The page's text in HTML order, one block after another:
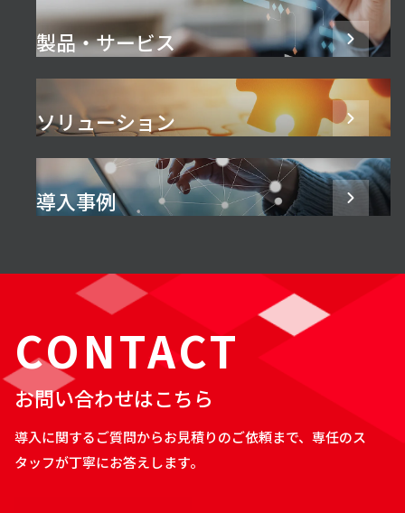
製品・サービス
ソリューション
導入事例
CONTACT
お問い合わせはこちら
導入に関するご質問からお見積りのご依頼まで、専任のス
タッフが丁寧にお答えします。